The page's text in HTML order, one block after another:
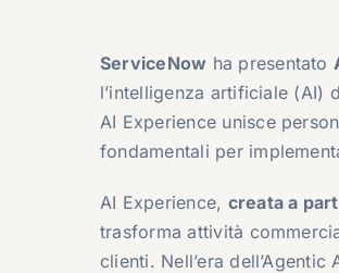
ServiceNow ha presentato
l’intelligenza artificiale (AI)
AI Experience unisce
fondamentali per
AI Experience, creata a
trasforma attività
clienti. Nell’era